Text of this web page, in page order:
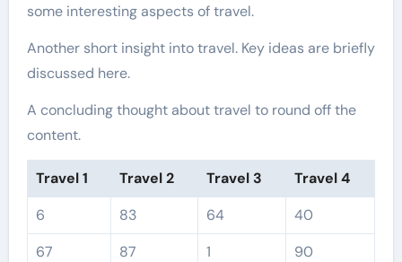
some interesting aspects of travel.
Another short insight into travel. Key ideas are briefly
discussed here.
A concluding thought about travel to round off the
content.
Travel 1 Travel 2 Travel 3
Travel 4
6
83 64
40
67
87 1
90